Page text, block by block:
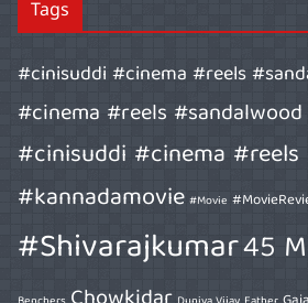
Tags
#cinisuddi #cinema #reels
#cinema #reels
#cinisuddi #cinema
#kannadamovie #Movie
#Shivarajkumar45